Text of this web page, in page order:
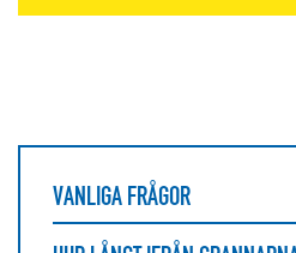
VANLIGA FRÅGOR